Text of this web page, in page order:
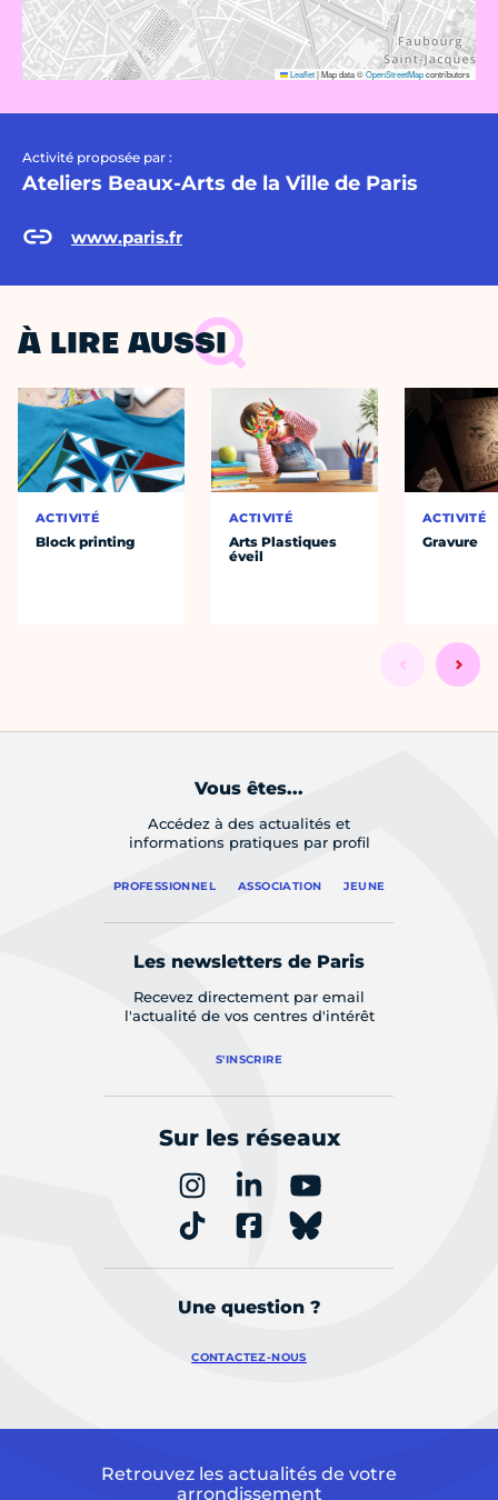
Leaflet|Map data ©OpenStreetMapcontributors
Activité proposée par :
Ateliers Beaux-Arts de la Ville de Paris
www.paris.fr
À LIRE AUSSI
ACTIVITÉ
Block printing
ACTIVITÉ
Arts Plastiques
éveil
ACTIVITÉ
Gravure
Vous êtes...
Accédez à des actualités et
informations pratiques par profil
PROFESSIONNEL ASSOCIATION JEUNE
Les newsletters de Paris
Recevez directement par email
l'actualité de vos centres d'intérêt
S'INSCRIRE
Sur les réseaux
Une question ?
CONTACTEZ-NOUS
Retrouvez les actualités de votre
arrondissement